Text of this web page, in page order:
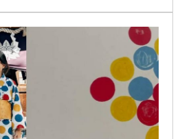
惡意扭曲其言論，使其遭受嚴
對突如其來的民眾黨內部紛爭
法途徑維護清白，並表示將對
續亦將提出民事賠償，絕不接
。